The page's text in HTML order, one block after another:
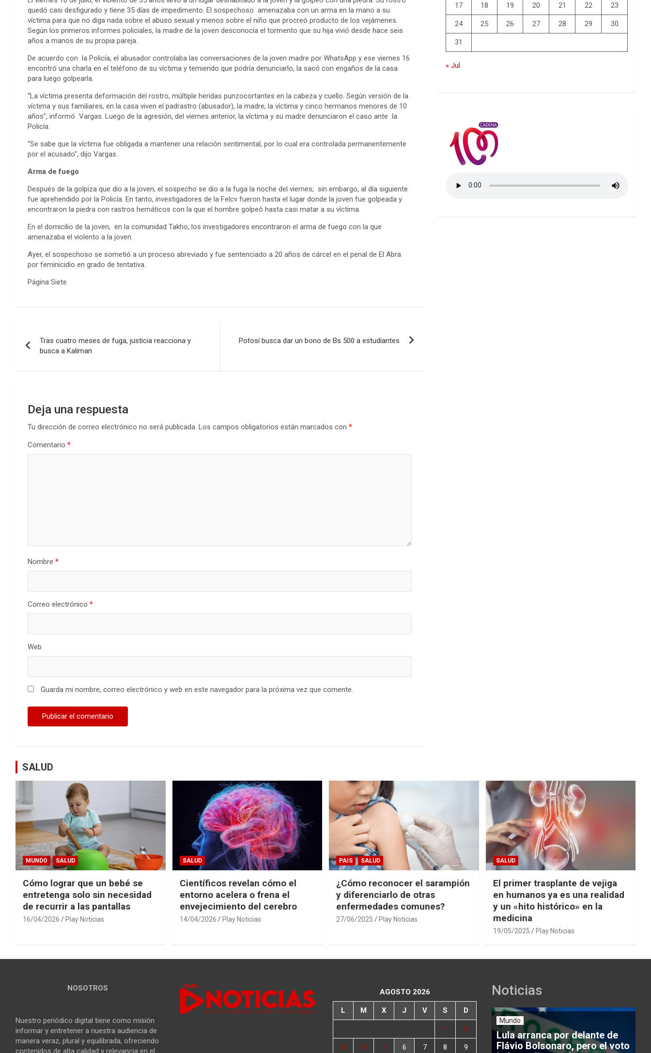
quedó casi desfigurado y tiene 35 días de impedimento. El sospechoso amenazaba con un arma en la mano a su
víctima para que no diga nada sobre el abuso sexual y menos sobre el niño que procreó producto de los vejámenes.
Según los primeros informes policiales, la madre de la joven desconocía el tormento que su hija vivió desde hace seis
años a manos de su propia pareja.
De acuerdo con la Policía, el abusador controlaba las conversaciones de la joven madre por WhatsApp y ese viernes 16
encontró una charla en el teléfono de su víctima y temiendo que podría denunciarlo, la sacó con engaños de la casa
para luego golpearla.
“La víctima presenta deformación del rostro, múltiple heridas punzocortantes en la cabeza y cuello. Según versión de la
víctima y sus familiares, en la casa viven el padrastro (abusador), la madre, la víctima y cinco hermanos menores de 10
años”, informó Vargas. Luego de la agresión, del viernes anterior, la víctima y su madre denunciaron el caso ante la
Policía.
“Se sabe que la víctima fue obligada a mantener una relación sentimental, por lo cual era controlada permanentemente
por el acusado”, dijo Vargas.
Arma de fuego
Después de la golpiza que dio a la joven, el sospecho se dio a la fuga la noche del viernes; sin embargo, al día siguiente
fue aprehendido por la Policía. En tanto, investigadores de la Felcv fueron hasta el lugar donde la joven fue golpeada y
encontraron la piedra con rastros hemáticos con la que el hombre golpeó hasta casi matar a su víctima.
En el domicilio de la joven, en la comunidad Takho, los investigadores encontraron el arma de fuego con la que
amenazaba el violento a la joven.
Ayer, el sospechoso se sometió a un proceso abreviado y fue sentenciado a 20 años de cárcel en el penal de El Abra
por feminicidio en grado de tentativa.
Página Siete
de
entradas
Tras cuatro meses de fuga, justicia reacciona y
busca a Kaliman
Potosí busca dar un bono de Bs 500 a estudiantes
Deja una respuesta
Tu dirección de correo electrónico no será publicada. Los campos obligatorios están marcados con *
Comentario *
Nombre *
Correo electrónico *
Web
Guarda mi nombre, correo electrónico y web en este navegador para la próxima vez que comente.
17 18 19 20 21 22 23
24 25 26 27 28 29 30
31
« Jul
SALUD
MUNDO SALUD
Cómo lograr que un bebé se
entretenga solo sin necesidad
de recurrir a las pantallas
16/04/2026 Play Noticias
SALUD
Científicos revelan cómo el
entorno acelera o frena el
envejecimiento del cerebro
14/04/2026 Play Noticias
PAIS SALUD
¿Cómo reconocer el sarampión
y diferenciarlo de otras
enfermedades comunes?
27/06/2025 Play Noticias
SALUD
El primer trasplante de vejiga
en humanos ya es una realidad
y un «hito histórico» en la
medicina
19/05/2025 Play Noticias
NOSOTROS
Nuestro periódico digital tiene como misión
informar y entretener a nuestra audiencia de
manera veraz, plural y equilibrada, ofreciendo
contenidos de alta calidad y relevancia en el
AGOSTO 2026
L M X J V S D
1 2
3 4 5 6 7 8 9
Noticias
Mundo
Lula arranca por delante de
Flávio Bolsonaro, pero el voto